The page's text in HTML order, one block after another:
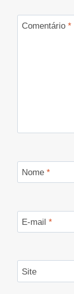
Comentário *
Nome *
E-mail *
Site